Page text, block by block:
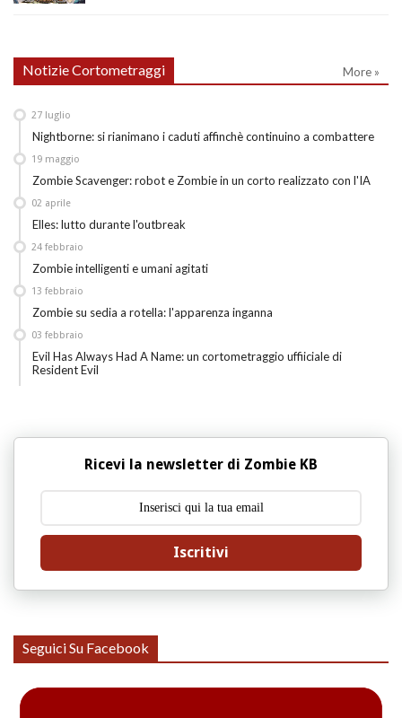
Notizie Cortometraggi More »
Nightborne: si rianimano i caduti affinchè continuino a combattere
27 luglio
Zombie Scavenger: robot e Zombie in un corto realizzato con l'IA
19 maggio
Elles: lutto durante l'outbreak
02 aprile
Zombie intelligenti e umani agitati
24 febbraio
Zombie su sedia a rotella: l'apparenza inganna
13 febbraio
Evil Has Always Had A Name: un cortometraggio uffiiciale di
Resident Evil
03 febbraio
Ricevi la newsletter di Zombie KB
Iscritivi
Seguici Su Facebook